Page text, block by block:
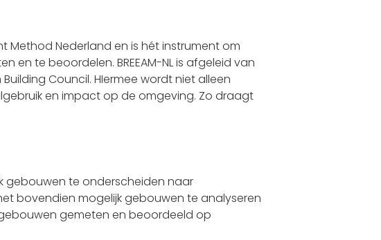
Method Nederland en is hét instrument om
te beoordelen. BREEAM-NL is afgeleid van
Council. HIermee wordt niet alleen
en impact op de omgeving. Zo draagt
gebouwen te onderscheiden naar
bovendien mogelijk gebouwen te analyseren
gemeten en beoordeeld op